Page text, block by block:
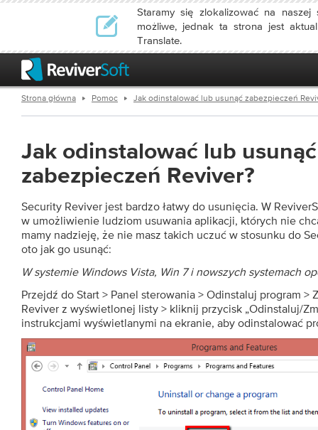
Staramy się zlokalizować na
możliwe, jednak ta strona jest
Translate.
Strona główna Pomoc Jak odinstalować lub usunąć zabezpieczeń
Jak odinstalować lub usunąć
zabezpieczeń Reviver?
Security Reviver jest bardzo łatwy do usunięcia. W
w umożliwienie ludziom usuwania aplikacji, których nie
mamy nadzieję, że nie masz takich uczuć w stosunku do
oto jak go usunąć:
W systemie Windows Vista, Win 7 i nowszych systemach
Przejdź do Start > Panel sterowania > Odinstaluj program >
Reviver z wyświetlonej listy > kliknij przycisk „Odinstaluj/
instrukcjami wyświetlanymi na ekranie, aby odinstalować